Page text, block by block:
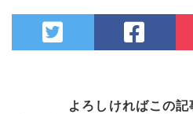
よろしければこの